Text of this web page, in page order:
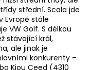
střední. Scala jde
Evropě stále
VW Golf. S délkou
stávající král,
ale jinak je
konkurenty –
Kiou Ceed (4310